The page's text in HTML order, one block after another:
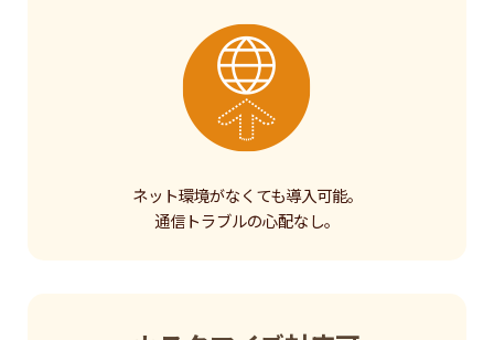
ネット環境がなくても導入可能。
通信トラブルの心配なし。